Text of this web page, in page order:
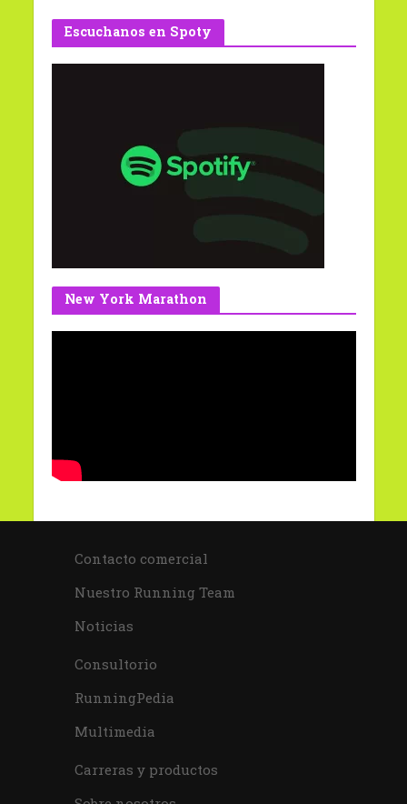
Escuchanos en Spoty
New York Marathon
Contacto comercial
Nuestro Running Team
Noticias
Consultorio
RunningPedia
Multimedia
Carreras y productos